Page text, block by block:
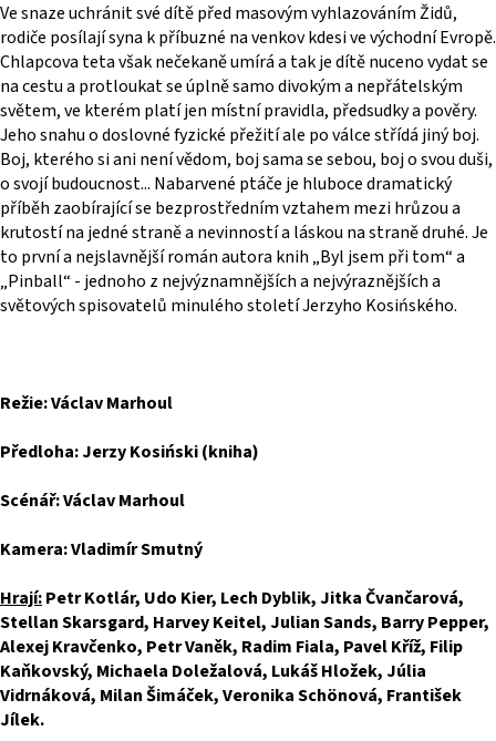
Ve snaze uchránit své dítě před masovým vyhlazováním Židů,
rodiče posílají syna k příbuzné na venkov kdesi ve východní Evropě.
Chlapcova teta však nečekaně umírá a tak je dítě nuceno vydat se
na cestu a protloukat se úplně samo divokým a nepřátelským
světem, ve kterém platí jen místní pravidla, předsudky a pověry.
Jeho snahu o doslovné fyzické přežití ale po válce střídá jiný boj.
Boj, kterého si ani není vědom, boj sama se sebou, boj o svou duši,
o svojí budoucnost... Nabarvené ptáče je hluboce dramatický
příběh zaobírající se bezprostředním vztahem mezi hrůzou a
krutostí na jedné straně a nevinností a láskou na straně druhé. Je
to první a nejslavnější román autora knih „Byl jsem při tom“ a
„Pinball“ - jednoho z nejvýznamnějších a nejvýraznějších a
světových spisovatelů minulého století Jerzyho Kosińského.
Režie: Václav Marhoul
Předloha: Jerzy Kosiński (kniha)
Scénář: Václav Marhoul
Kamera: Vladimír Smutný
Hrají:Petr Kotlár, Udo Kier, Lech Dyblik, Jitka Čvančarová,
Stellan Skarsgard, Harvey Keitel, Julian Sands, Barry Pepper,
Alexej Kravčenko, Petr Vaněk, Radim Fiala, Pavel Kříž, Filip
Kaňkovský, Michaela Doležalová, Lukáš Hložek, Júlia
Vidrnáková, Milan Šimáček, Veronika Schönová, František
Jílek.